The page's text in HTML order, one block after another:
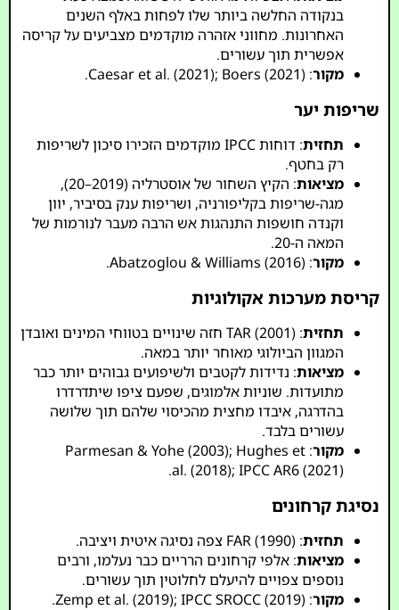
בנקודה החלשה ביותר שלו לפחות באלף השנים
האחרונות. מחווני אזהרה מוקדמים מצביעים על קריסה
אפשרית תוך עשורים.
מקור: Caesar et al. (2021); Boers (2021).
שריפות יער
תחזית
: דוחות IPCC מוקדמים הזכירו סיכון לשריפות
רק בחטף.
מציאות
: הקיץ השחור של אוסטרליה (2019–20),
מגה-שריפות בקליפורניה, ושריפות ענק בסיביר, יוון
וקנדה חושפות התנהגות אש הרבה מעבר לנורמות של
המאה ה-20.
מקור: Abatzoglou & Williams (2016).
קריסת מערכות אקולוגיות
תחזית
: TAR (2001) חזה שינויים בטווחי המינים ואובדן
המגוון הביולוגי מאוחר יותר במאה.
מציאות: נדידות לקטבים ולשיפועים גבוהים יותר כבר
מתועדות. שוניות אלמוגים, שפעם ציפו שיתדרדרו
בהדרגה, איבדו מחצית מהכיסוי שלהם תוך שלושה
עשורים בלבד.
מקור : Parmesan & Yohe (2003); Hughes et
al. (2018); IPCC AR6 (2021).
נסיגת קרחונים
תחזית: FAR (1990) צפה נסיגה איטית ויציבה.
מציאות: אלפי קרחונים הרריים כבר נעלמו, ורבים
נוספים צפויים להיעלם לחלוטין תוך עשורים.
מקור: Zemp et al. (2019); IPCC SROCC (2019).